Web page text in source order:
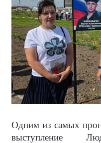
Одним из самых
выступление